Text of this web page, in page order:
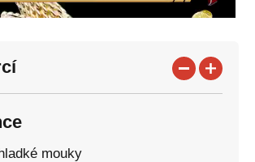
mouky